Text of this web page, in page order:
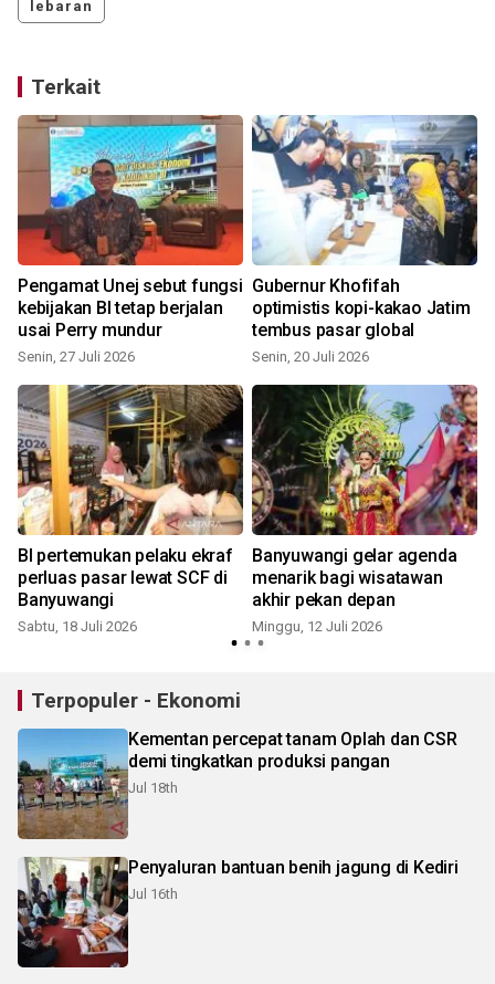
lebaran
Terkait
Pengamat Unej sebut fungsi
kebijakan BI tetap berjalan
usai Perry mundur
Senin, 27 Juli 2026
Gubernur Khofifah
optimistis kopi-kakao Jatim
tembus pasar global
Senin, 20 Juli 2026
BI pertemukan pelaku ekraf
perluas pasar lewat SCF di
Banyuwangi
Sabtu, 18 Juli 2026
Banyuwangi gelar agenda
menarik bagi wisatawan
akhir pekan depan
Minggu, 12 Juli 2026
Terpopuler - Ekonomi
Kementan percepat tanam Oplah dan CSR
demi tingkatkan produksi pangan
Jul 18th
Penyaluran bantuan benih jagung di Kediri
Jul 16th